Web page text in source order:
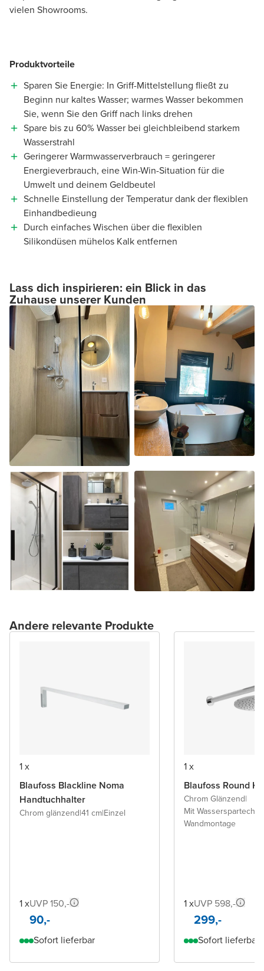
vielen Showrooms.
Produktvorteile
Sparen Sie Energie: In Griff-Mittelstellung fließt zu
Beginn nur kaltes Wasser; warmes Wasser bekommen
Sie, wenn Sie den Griff nach links drehen
Spare bis zu 60% Wasser bei gleichbleibend starkem
Wasserstrahl
Geringerer Warmwasserverbrauch = geringerer
Energieverbrauch, eine Win-Win-Situation für die
Umwelt und deinem Geldbeutel
Schnelle Einstellung der Temperatur dank der flexiblen
Einhandbedieung
Durch einfaches Wischen über die flexiblen
Silikondüsen mühelos Kalk entfernen
Lass dich inspirieren: ein Blick in das
Zuhause unserer Kunden
Andere relevante Produkte
1 x
Blaufoss Blackline Noma
Handtuchhalter
Chrom glänzend|41 cm|Einzel
1 xUVP 150,-
90,-
Sofort lieferbar
1 x
Blaufoss Round
Chrom Glänzend|
Mit
Wandmontage
1 xUVP 598,-
299,-
Sofort lieferbar